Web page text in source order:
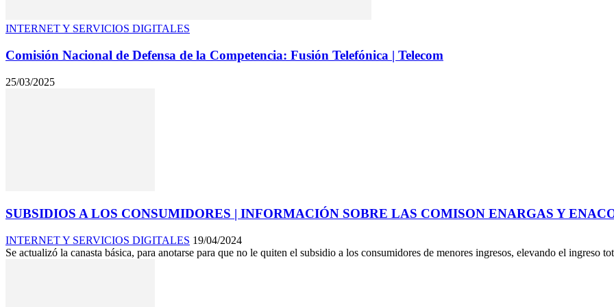
INTERNET Y SERVICIOS DIGITALES
Comisión Nacional de Defensa de la Competencia: Fusión Telefónica | Telecom
25/03/2025
SUBSIDIOS A LOS CONSUMIDORES | INFORMACIÓN SOBRE LAS COMISON ENARGAS Y
INTERNET Y SERVICIOS DIGITALES 19/04/2024
Se actualizó la canasta básica, para anotarse para que no le quiten el subsidio a los consumidores de menores ingresos, elevando el ingreso